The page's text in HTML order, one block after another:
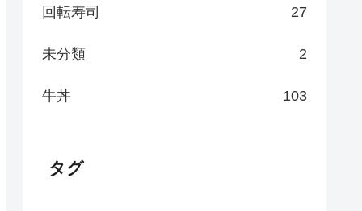
回転寿司 27
未分類 2
牛丼 103
タグ